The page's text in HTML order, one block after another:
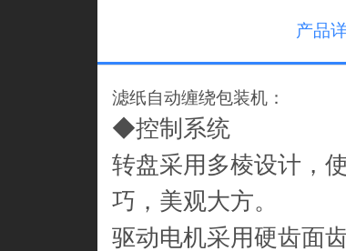
产品
滤纸自动缠绕包装机：
◆控制系统
转盘采用多棱设计，
巧，美观大方。
驱动电机采用硬齿面